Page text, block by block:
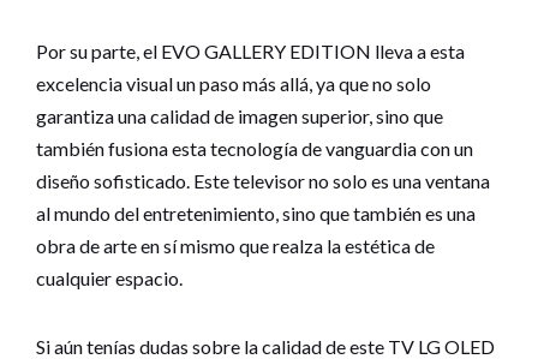
Por su parte, el EVO GALLERY EDITION lleva a esta
excelencia visual un paso más allá, ya que no solo
garantiza una calidad de imagen superior, sino que
también fusiona esta tecnología de vanguardia con un
diseño sofisticado. Este televisor no solo es una ventana
al mundo del entretenimiento, sino que también es una
obra de arte en sí mismo que realza la estética de
cualquier espacio.
Si aún tenías dudas sobre la calidad de este TV LG OLED